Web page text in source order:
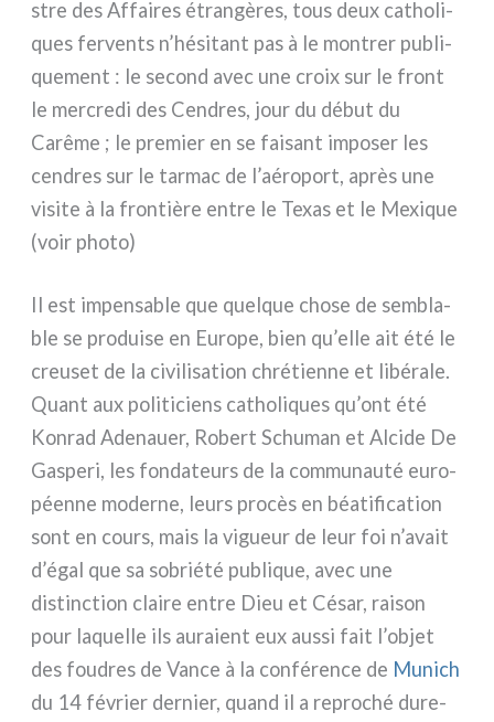
stre des Affaires étran­gè­res, tous deux catho­li­
ques fer­ven­ts n’hésitant pas à le mon­trer publi­
que­ment : le second avec une croix sur le front
le mer­cre­di des Cendres, jour du début du
Carême ; le pre­mier en se fai­sant impo­ser les
cen­dres sur le tar­mac de l’aéroport, après une
visi­te à la fron­tiè­re entre le Texas et le Mexique
(voir pho­to)
Il est impen­sa­ble que quel­que cho­se de sem­bla­
ble se pro­dui­se en Europe, bien qu’elle ait été le
creu­set de la civi­li­sa­tion chré­tien­ne et libé­ra­le.
Quant aux poli­ti­ciens catho­li­ques qu’ont été
Konrad Adenauer, Robert Schuman et Alcide De
Gasperi, les fon­da­teurs de la com­mu­nau­té euro­
péen­ne moder­ne, leurs pro­cès en béa­ti­fi­ca­tion
sont en cours, mais la vigueur de leur foi n’avait
d’égal que sa sobrié­té publi­que, avec une
distinc­tion clai­re entre Dieu et César, rai­son
pour laquel­le ils aura­ient eux aus­si fait l’objet
des fou­dres de Vance à la con­fé­ren­ce de Munich
du 14 février der­nier, quand il a repro­ché dure­